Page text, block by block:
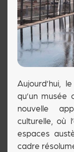
Aujourd’hui,
qu’un musée
nouvelle
culturelle, où
espaces
cadre